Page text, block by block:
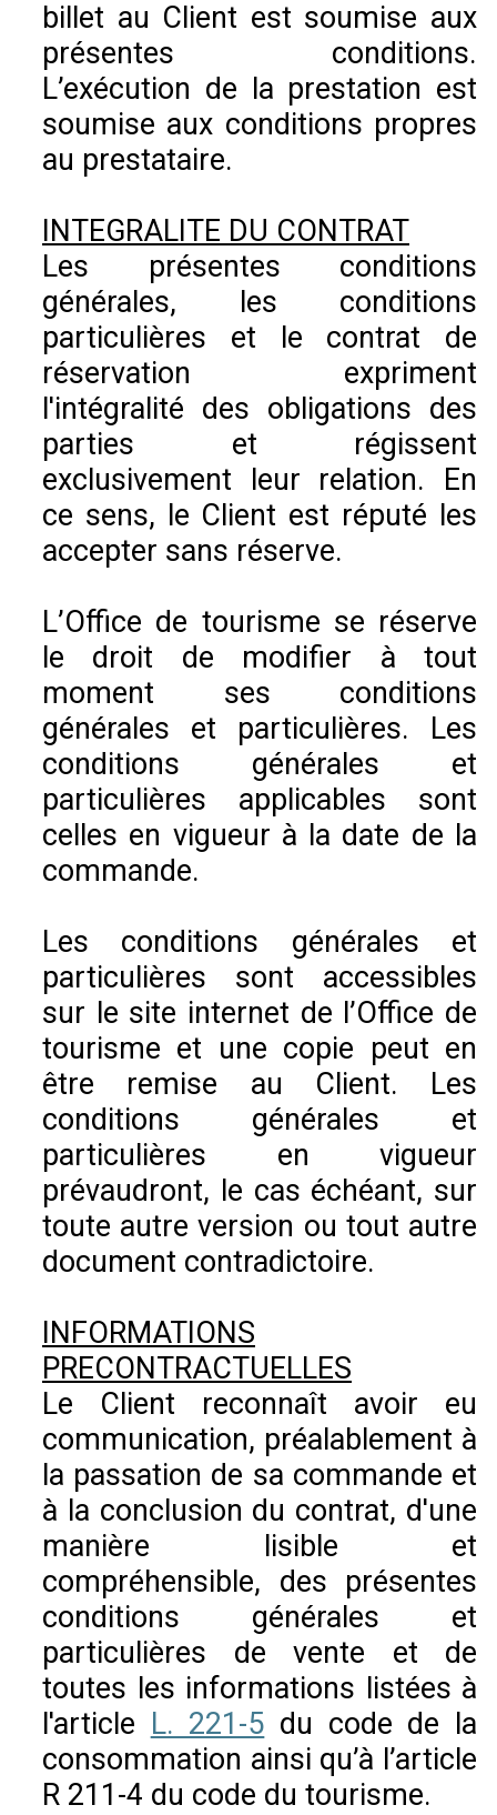
billet au Client est soumise aux
présentes conditions.
L’exécution de la prestation est
soumise aux conditions propres
au prestataire.
INTEGRALITE DU CONTRAT
Les présentes conditions
générales, les conditions
particulières et le contrat de
réservation expriment
l'intégralité des obligations des
parties et régissent
exclusivement leur relation. En
ce sens, le Client est réputé les
accepter sans réserve.
L’Office de tourisme se réserve
le droit de modifier à tout
moment ses conditions
générales et particulières. Les
conditions générales et
particulières applicables sont
celles en vigueur à la date de la
commande.
Les conditions générales et
particulières sont accessibles
sur le site internet de l’Office de
tourisme et une copie peut en
être remise au Client. Les
conditions générales et
particulières en vigueur
prévaudront, le cas échéant, sur
toute autre version ou tout autre
document contradictoire.
INFORMATIONS
PRECONTRACTUELLES
Le Client reconnaît avoir eu
communication, préalablement à
la passation de sa commande et
à la conclusion du contrat, d'une
manière lisible et
compréhensible, des présentes
conditions générales et
particulières de vente et de
toutes les informations listées à
l'article L. 221-5 du code de la
consommation ainsi qu’à l’article
R 211-4 du code du tourisme.